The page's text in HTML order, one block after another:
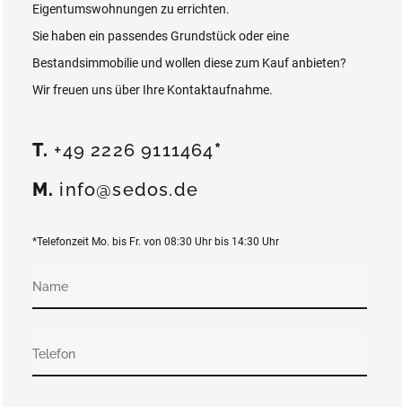
Eigentumswohnungen zu errichten.
Sie haben ein passendes Grundstück oder eine
Bestandsimmobilie und wollen diese zum Kauf anbieten?
Wir freuen uns über Ihre Kontaktaufnahme.
T. +49 2226 9111464*
M. info@sedos.de
*Telefonzeit Mo. bis Fr. von 08:30 Uhr bis 14:30 Uhr